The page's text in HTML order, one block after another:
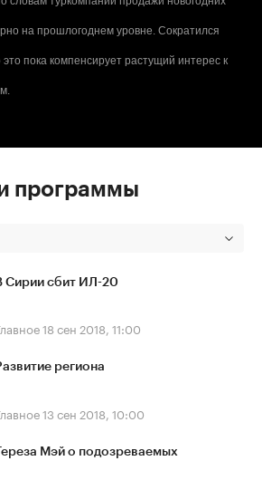
на прошлогоднем уровне. Сократился
пока компенсирует растущий интерес к
программы
Сирии сбит ИЛ-20
18 сен 2018, 11:00
региона
13 сен 2018, 10:00
Мэй о подозреваемых